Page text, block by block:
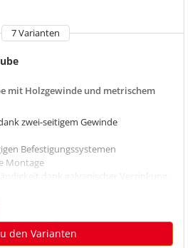
7 Varianten
mit Holzgewinde und metrischem
zwei-seitigem Gewinde
Befestigungssystemen
Montage
dank galvanischer Verzinkung
den Varianten